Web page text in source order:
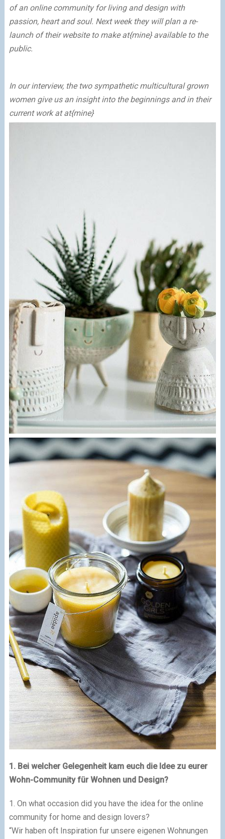
of ​​an online community for living and design with
passion, heart and soul. Next week they will plan a re-
launch of their website to makeat{mine}available to the
public.
In our interview, the two sympathetic multicultural grown
women give us an insight into the beginnings and in their
current work atat{mine}
1. Bei welcher Gelegenheit kam euch die Idee zu eurer
Wohn-Community für Wohnen und Design?
1. On what occasion did you have the idea for the online
community for home and design lovers?
“Wir haben oft Inspiration fur unsere eigenen Wohnungen